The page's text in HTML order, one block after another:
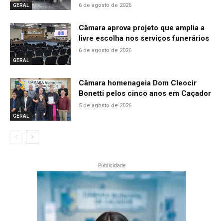
GERAL 6 de agosto de 2026
GERAL
Câmara aprova projeto que amplia a
livre escolha nos serviços funerários
6 de agosto de 2026
GERAL
Câmara homenageia Dom Cleocir
Bonetti pelos cinco anos em Caçador
5 de agosto de 2026
Publicidade